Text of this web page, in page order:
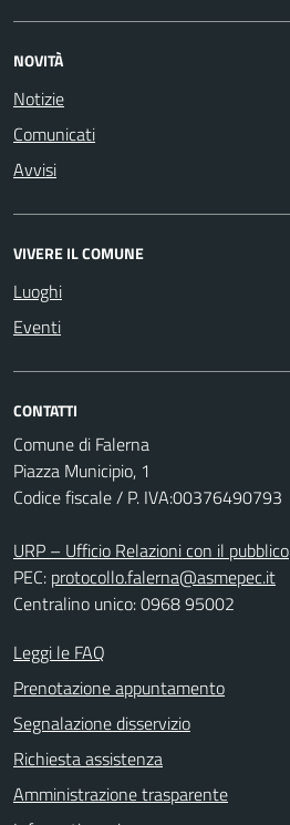
NOVITÀ
Notizie
Comunicati
Avvisi
VIVERE IL COMUNE
Luoghi
Eventi
CONTATTI
Comune di Falerna
Piazza Municipio, 1
Codice fiscale / P. IVA:00376490793
URP – Ufficio Relazioni con il pubblico
PEC: protocollo.falerna@asmepec.it
Centralino unico: 0968 95002
Leggi le FAQ
Prenotazione appuntamento
Segnalazione disservizio
Richiesta assistenza
Amministrazione trasparente